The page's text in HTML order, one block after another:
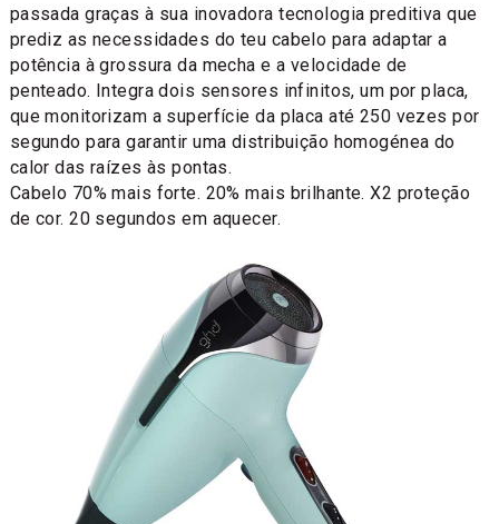
passada graças à sua inovadora tecnologia preditiva que
prediz as necessidades do teu cabelo para adaptar a
potência à grossura da mecha e a velocidade de
penteado. Integra dois sensores infinitos, um por placa,
que monitorizam a superfície da placa até 250 vezes por
segundo para garantir uma distribuição homogénea do
calor das raízes às pontas.
Cabelo 70% mais forte. 20% mais brilhante. X2 proteção
de cor. 20 segundos em aquecer.